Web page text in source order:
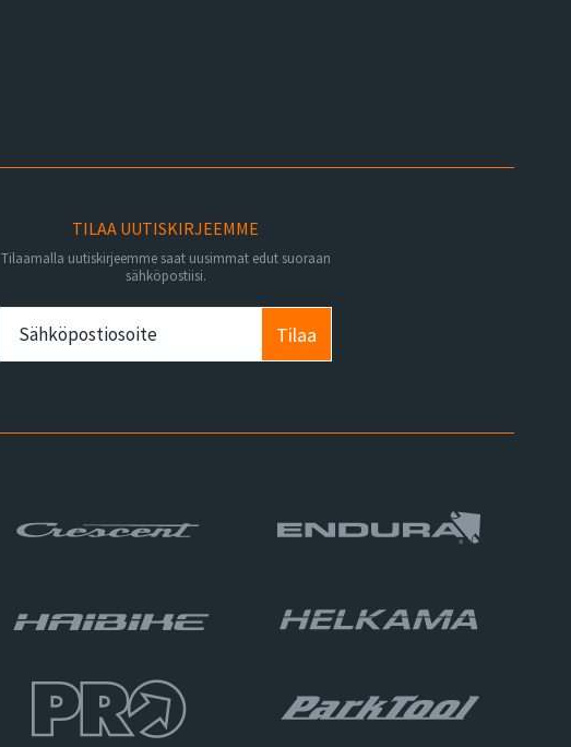
TILAA UUTISKIRJEEMME
Tilaamalla uutiskirjeemme saat uusimmat edut suoraan
sähköpostiisi.
Tilaa